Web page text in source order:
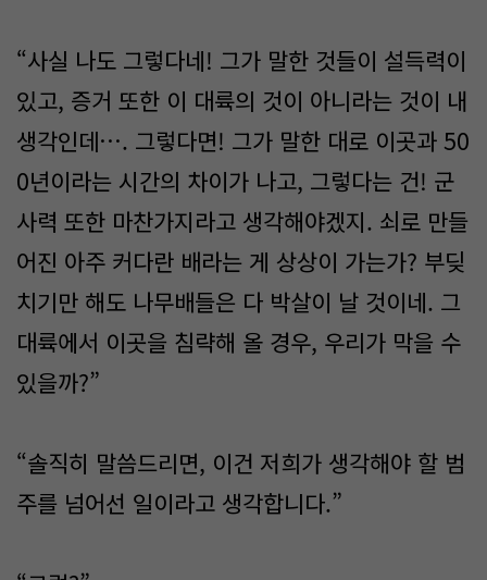
“사실 나도 그렇다네! 그가 말한 것들이 설득력이
있고, 증거 또한 이 대륙의 것이 아니라는 것이 내
생각인데…. 그렇다면! 그가 말한 대로 이곳과 50
0년이라는 시간의 차이가 나고, 그렇다는 건! 군
사력 또한 마찬가지라고 생각해야겠지. 쇠로 만들
어진 아주 커다란 배라는 게 상상이 가는가? 부딪
치기만 해도 나무배들은 다 박살이 날 것이네. 그
대륙에서 이곳을 침략해 올 경우, 우리가 막을 수
있을까?”
“솔직히 말씀드리면, 이건 저희가 생각해야 할 범
주를 넘어선 일이라고 생각합니다.”